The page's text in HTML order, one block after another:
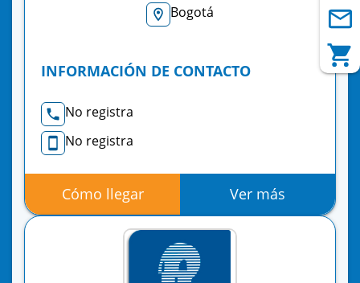
Bogotá
INFORMACIÓN DE CONTACTO
No registra
No registra
Cómo llegar Ver más